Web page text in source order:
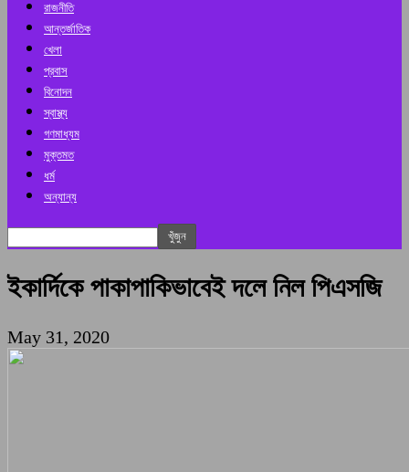
রাজনীতি
আন্তর্জাতিক
খেলা
প্রবাস
বিনোদন
স্বাস্থ্য
গণমাধ্যম
মুক্তমত
ধর্ম
অন্যান্য
ইকার্দিকে পাকাপাকিভাবেই দলে নিল পিএসজি
May 31, 2020